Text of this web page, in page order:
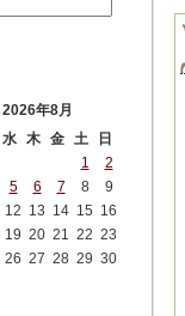
2026年8月
水 木 金 土
日
1
2
5 6 7 8
9
12 13 14 15 16
19 20 21 22 23
26 27 28 29 30